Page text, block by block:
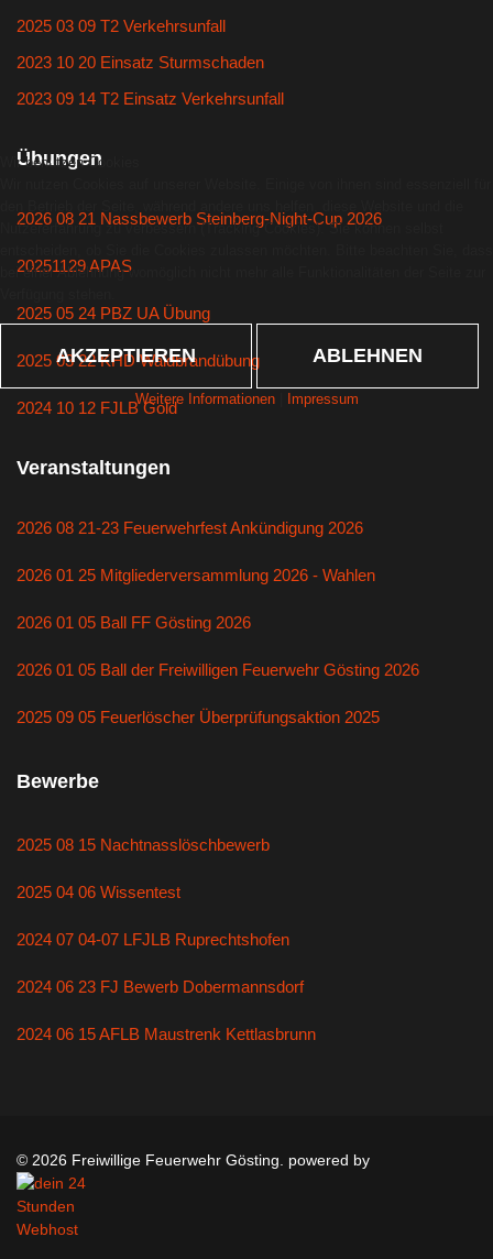
2025 03 09 T2 Verkehrsunfall
2023 10 20 Einsatz Sturmschaden
2023 09 14 T2 Einsatz Verkehrsunfall
Übungen
2026 08 21 Nassbewerb Steinberg-Night-Cup 2026
20251129 APAS
2025 05 24 PBZ UA Übung
2025 03 22 KHD Waldbrandübung
2024 10 12 FJLB Gold
Veranstaltungen
2026 08 21-23 Feuerwehrfest Ankündigung 2026
2026 01 25 Mitgliederversammlung 2026 - Wahlen
2026 01 05 Ball FF Gösting 2026
2026 01 05 Ball der Freiwilligen Feuerwehr Gösting 2026
2025 09 05 Feuerlöscher Überprüfungsaktion 2025
Bewerbe
2025 08 15 Nachtnasslöschbewerb
2025 04 06 Wissentest
2024 07 04-07 LFJLB Ruprechtshofen
2024 06 23 FJ Bewerb Dobermannsdorf
2024 06 15 AFLB Maustrenk Kettlasbrunn
© 2026 Freiwillige Feuerwehr Gösting. powered by
Wir benutzen Cookies
Nutzererfahrung zu verbessern (Tracking Cookies). Sie können selbst
bei einer Ablehnung womöglich nicht mehr alle Funktionalitäten der Seite zur
AKZEPTIEREN ABLEHNEN
Weitere Informationen| Impressum